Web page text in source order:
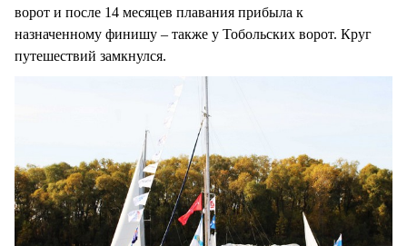
ворот и после 14 месяцев плавания прибыла к
назначенному финишу – также у Тобольских ворот. Круг
путешествий замкнулся.